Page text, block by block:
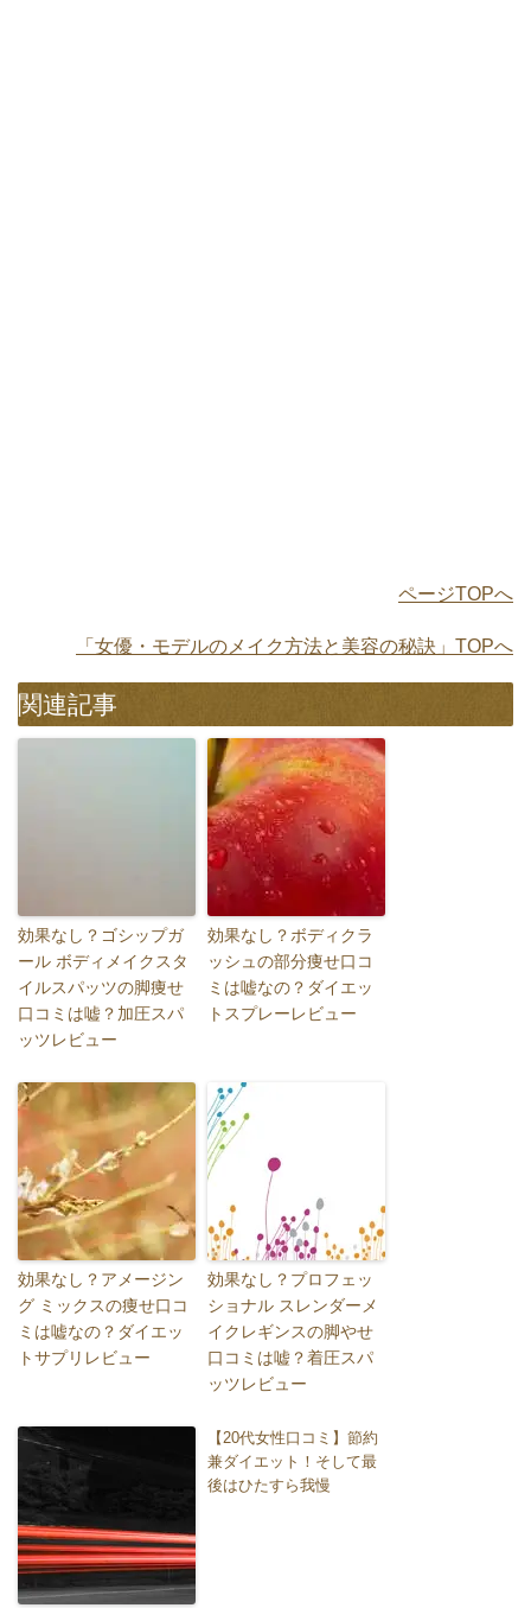
ページTOPへ
「女優・モデルのメイク方法と美容の秘訣」TOPへ
関連記事
効果なし？ゴシップガ
ール ボディメイクスタ
イルスパッツの脚痩せ
口コミは嘘？加圧スパ
ッツレビュー
効果なし？ボディクラ
ッシュの部分痩せ口コ
ミは嘘なの？ダイエッ
トスプレーレビュー
効果なし？アメージン
グ ミックスの痩せ口コ
ミは嘘なの？ダイエッ
トサプリレビュー
効果なし？プロフェッ
ショナル スレンダーメ
イクレギンスの脚やせ
口コミは嘘？着圧スパ
ッツレビュー
【20代女性口コミ】節約
兼ダイエット！そして最
後はひたすら我慢